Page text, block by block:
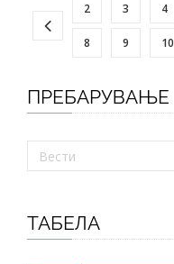
2 3 4
8 9 10
ПРЕБАРУВАЊЕ
ТАБЕЛА